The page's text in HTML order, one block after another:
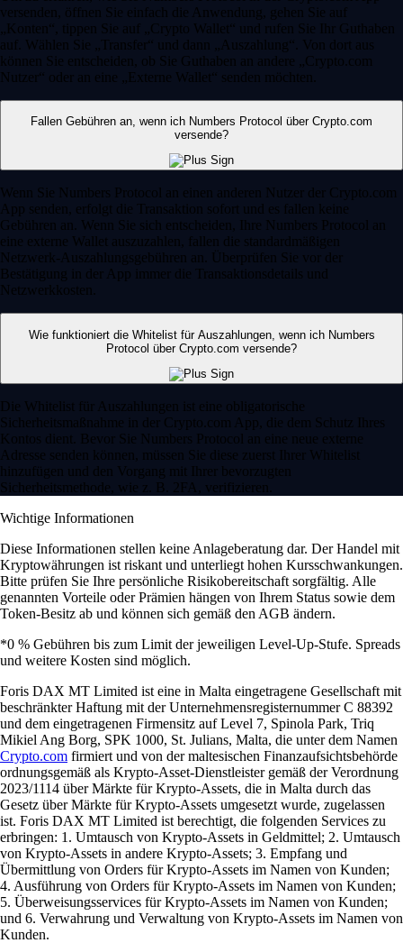
versenden, öffnen Sie einfach die Anwendung, gehen Sie auf
„Konten“, tippen Sie auf „Crypto Wallet“ und rufen Sie Ihr Guthaben
auf. Wählen Sie „Transfer“ und dann „Auszahlung“. Von dort aus
können Sie entscheiden, ob Sie Guthaben an andere „Crypto.com
Nutzer“ oder an eine „Externe Wallet“ senden möchten.
Fallen Gebühren an, wenn ich Numbers Protocol über Crypto.com
versende?
Wenn Sie Numbers Protocol an einen anderen Nutzer der Crypto.com
App senden, erfolgt die Transaktion sofort und es fallen keine
Gebühren an. Wenn Sie sich entscheiden, Ihre Numbers Protocol an
eine externe Wallet auszuzahlen, fallen die standardmäßigen
Netzwerk-Auszahlungsgebühren an. Überprüfen Sie vor der
Bestätigung in der App immer die Transaktionsdetails und
Netzwerkkosten.
Wie funktioniert die Whitelist für Auszahlungen, wenn ich Numbers
Protocol über Crypto.com versende?
Die Whitelist für Auszahlungen ist eine obligatorische
Sicherheitsmaßnahme in der Crypto.com App, die dem Schutz Ihres
Kontos dient. Bevor Sie Numbers Protocol an eine neue externe
Adresse senden können, müssen Sie diese zuerst Ihrer Whitelist
hinzufügen und den Vorgang mit Ihrer bevorzugten
Sicherheitsmethode, wie z. B. 2FA, verifizieren.
Wichtige Informationen
Diese Informationen stellen keine Anlageberatung dar. Der Handel mit
Kryptowährungen ist riskant und unterliegt hohen Kursschwankungen.
Bitte prüfen Sie Ihre persönliche Risikobereitschaft sorgfältig. Alle
genannten Vorteile oder Prämien hängen von Ihrem Status sowie dem
Token-Besitz ab und können sich gemäß den AGB ändern.
*0 % Gebühren bis zum Limit der jeweiligen Level-Up-Stufe. Spreads
und weitere Kosten sind möglich.
Foris DAX MT Limited ist eine in Malta eingetragene Gesellschaft mit
beschränkter Haftung mit der Unternehmensregisternummer C 88392
und dem eingetragenen Firmensitz auf Level 7, Spinola Park, Triq
Mikiel Ang Borg, SPK 1000, St. Julians, Malta, die unter dem Namen
Crypto.com firmiert und von der maltesischen Finanzaufsichtsbehörde
ordnungsgemäß als Krypto-Asset-Dienstleister gemäß der Verordnung
2023/1114 über Märkte für Krypto-Assets, die in Malta durch das
Gesetz über Märkte für Krypto-Assets umgesetzt wurde, zugelassen
ist. Foris DAX MT Limited ist berechtigt, die folgenden Services zu
erbringen: 1. Umtausch von Krypto-Assets in Geldmittel; 2. Umtausch
von Krypto-Assets in andere Krypto-Assets; 3. Empfang und
Übermittlung von Orders für Krypto-Assets im Namen von Kunden;
4. Ausführung von Orders für Krypto-Assets im Namen von Kunden;
5. Überweisungsservices für Krypto-Assets im Namen von Kunden;
und 6. Verwahrung und Verwaltung von Krypto-Assets im Namen von
Kunden.